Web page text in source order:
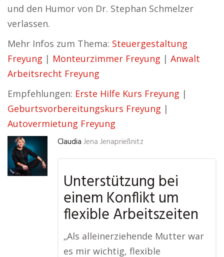
und den Humor von Dr. Stephan Schmelzer
verlassen.
Mehr Infos zum Thema: Steuergestaltung
Freyung | Monteurzimmer Freyung | Anwalt
Arbeitsrecht Freyung
Empfehlungen: Erste Hilfe Kurs Freyung |
Geburtsvorbereitungskurs Freyung |
Autovermietung Freyung
Claudia Jena Jenaprießnitz
Unterstützung bei
einem Konflikt um
flexible Arbeitszeiten
„Als alleinerziehende Mutter war
es mir wichtig, flexible